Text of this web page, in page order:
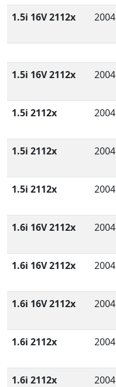
1.5i 16V 2112x 2004
1.5i 16V 2112x 2004
1.5i 2112x 2004
1.5i 2112x 2004
1.5i 2112x 2004
1.6i 16V 2112x 2004
1.6i 16V 2112x 2004
1.6i 16V 2112x 2004
1.6i 2112x 2004
1.6i 2112x 2004